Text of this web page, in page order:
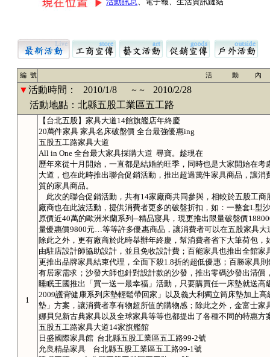
編 號 活 動 內
▼活動時間： 2010/1/8 ～～
2010/2/28
活動地點：北縣五股工業區五工路
1
【台北五股】家具大道14館旗艦店年終慶
20萬件家具 家具名床破盤價 全台最強優惠ing
五股五工路家具大道
All in One 全台最大家具採購大道 尋寶。趁現在
歷年來從十月開始，一直都是結婚的旺季，同時也是大家開始在
大道，也在此時推出聯合促銷活動，推出超過萬件家具商品，讓
質的家具商品。
此次的聯合促銷活動，共有14家廠商共同參與，相較於五股工
廠商也在此波活動，提供消費者更多的破盤折扣，如：一整套L型
原價近40萬的歐洲米蘭系列─精品寢具，現更推出限量破盤價
量優惠價9800元…等等許多優惠商品，讓消費者可以在五股家具大
除此之外，更有廠商於此時舉辦年終慶，幫消費者省下大筆荷包
由駐店設計師協助設計，並且免收設計費；百能家具也推出全館
更推出品牌家具結束代理，全面下殺1.8折的超低優惠；百勝家具
有居家需求；沙發大師也針對設計款的沙發，推出零碼沙發出清
睡眠王國推出「買一送一最幸福」活動，只要購買任一床墊就送
2009護背健康系列床墊輕鬆帶回家」以及義大利獨立筒床墊加上
墊」方案，讓消費者享有物超所值的購物感；除此之外，金富士
娜貝兒新古典家具以及全球家具等等也都提出了各種不同的特惠方
五股五工路家具大道14家旗艦館
日盛國際家具館 台北縣五股工業區五工路99-2號
允良精品家具 台北縣五股工業區五工路99-1號